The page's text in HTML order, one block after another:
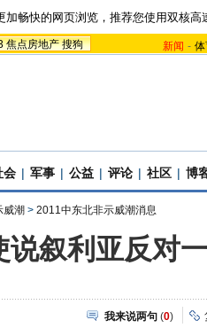
加畅快的网页浏览，推荐您使用双核高
焦点房地产 搜狗 新闻 -
会 | 军事 | 公益 | 评论 | 社区 | 博
威潮 > 2011中东北非示威潮消息
说叙利亚反对
我来说两句 (0)